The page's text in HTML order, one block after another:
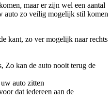
maar er zijn wel een aantal
auto zo veilig mogelijk stil komen
kant, zo ver mogelijk naar rechts
Zo kan de auto nooit terug de
auto zitten
dat iedereen aan de